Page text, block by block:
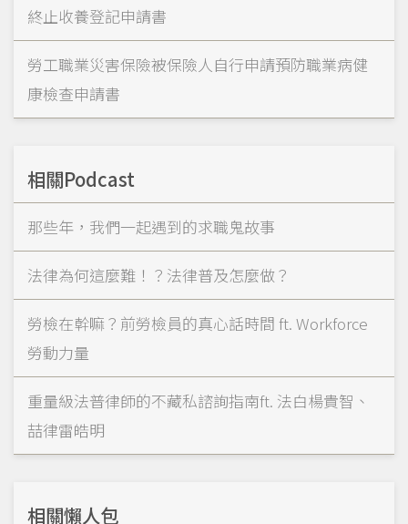
終止收養登記申請書
勞工職業災害保險被保險人自行申請預防職業病健
康檢查申請書
相關Podcast
那些年，我們一起遇到的求職鬼故事
法律為何這麼難！？法律普及怎麼做？
勞檢在幹嘛？前勞檢員的真心話時間 ft. Workforce
勞動力量
重量級法普律師的不藏私諮詢指南ft. 法白楊貴智、
喆律雷皓明
相關懶人包